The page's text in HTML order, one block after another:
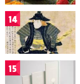
14
15